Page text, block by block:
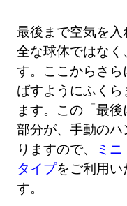
最後まで空気を
全な球体ではな
す。ここからさ
ばすようにふく
ます。この「最後
部分が、手動の
りますので、
ミ
タイプをご利用い
す。